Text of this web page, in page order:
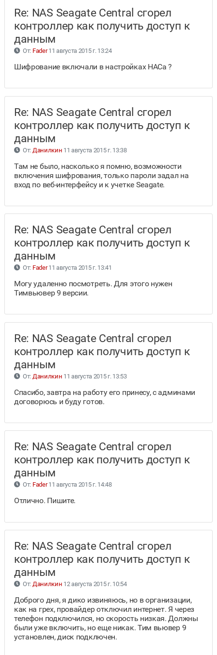
Re: NAS Seagate Central сгорел
контроллер как получить доступ к
данным
От: Fader11 августа 2015 г. 13:24
Шифрование включали в настройках НАСа ?
Re: NAS Seagate Central сгорел
контроллер как получить доступ к
данным
От: Данилкин 11 августа 2015 г. 13:38
Там не было, насколько я помню, возможности
включения шифрования, только пароли задал на
вход по веб-интерфейсу и к учетке Seagate.
Re: NAS Seagate Central сгорел
контроллер как получить доступ к
данным
От: Fader11 августа 2015 г. 13:41
Могу удаленно посмотреть. Для этого нужен
Тимвьювер 9 версии.
Re: NAS Seagate Central сгорел
контроллер как получить доступ к
данным
От: Данилкин 11 августа 2015 г. 13:53
Спасибо, завтра на работу его принесу, с админами
договорюсь и буду готов.
Re: NAS Seagate Central сгорел
контроллер как получить доступ к
данным
От: Fader11 августа 2015 г. 14:48
Отлично. Пишите.
Re: NAS Seagate Central сгорел
контроллер как получить доступ к
данным
От: Данилкин 12 августа 2015 г. 10:54
Доброго дня, я дико извиняюсь, но в организации,
как на грех, провайдер отключил интернет. Я через
телефон подключился, но скорость низкая. Должны
были уже включить, но еще никак. Тим вьювер 9
установлен, диск подключен.